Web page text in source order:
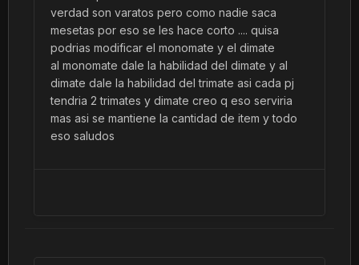
verdad son varatos pero como nadie saca
mesetas por eso se les hace corto .... quisa
podrias modificar el monomate y el dimate
al monomate dale la habilidad del dimate y al
dimate dale la habilidad del trimate asi cada pj
tendria 2 trimates y dimate creo q eso serviria
mas asi se mantiene la cantidad de item y todo
eso saludos